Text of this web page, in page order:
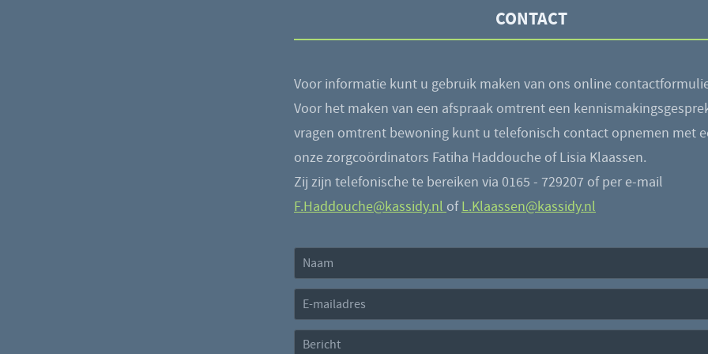
CONTACT
Voor informatie kunt u gebruik maken van ons online
Voor het maken van een afspraak omtrent een
vragen omtrent bewoning kunt u telefonisch contact opnemen met
onze zorgcoördinators Fatiha Haddouche of Lisia Klaassen.
Zij zijn telefonische te bereiken via 0165 - 729207 of per e-mail
F.Haddouche@kassidy.nl ofL.Klaassen@kassidy.nl